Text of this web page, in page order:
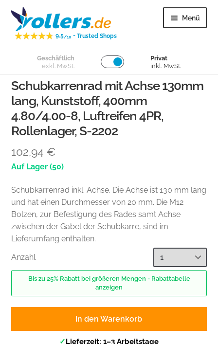
Zur
Navigation
springen
Zum
Inhalt
springen
9.5/10 - Trusted Shops
Menü
Lenkrollen
Bockrollen
Lose Räder
Überige
öffnen
Geschäftlich
exkl. MwSt.
Privat
inkl. MwSt.
Schubkarrenrad mit Achse 130mm
lang, Kunststoff, 400mm
4.80/4.00-8, Luftreifen 4PR,
Rollenlager, S-2202
102,94 €
(50)
Schubkarrenrad inkl. Achse. Die Achse ist 130 mm lang
und hat einen Durchmesser von 20 mm. Die M12
Bolzen, zur Befestigung des Rades samt Achse
zwischen der Gabel der Schubkarre, sind im
Lieferumfang enthalten.
Anzahl
Bis zu 25% Rabatt bei größeren Mengen - Rabattabelle
anzeigen
In den Warenkorb
✓Lieferzeit: 1–3 Arbeitstage